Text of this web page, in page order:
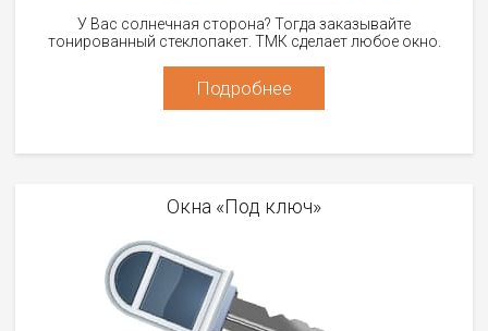
У Вас солнечная сторона? Тогда заказывайте
тонированный стеклопакет. ТМК сделает любое окно.
Подробнее
Окна «Под ключ»